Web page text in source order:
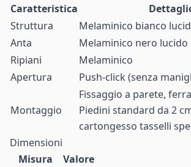
Caratteristica
Struttura
Melaminico bianco
Anta
Melaminico nero lucido
Ripiani
Melaminico
Apertura
Push-click (senza
Montaggio
Fissaggio a parete,
Piedini standard da 2
cartongesso tasselli
Dimensioni
Misura
Valore